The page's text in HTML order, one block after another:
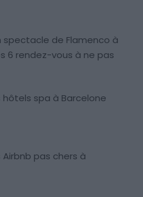
spectacle de Flamenco à
6 rendez-vous à ne pas
hôtels spa à Barcelone
Airbnb pas chers à